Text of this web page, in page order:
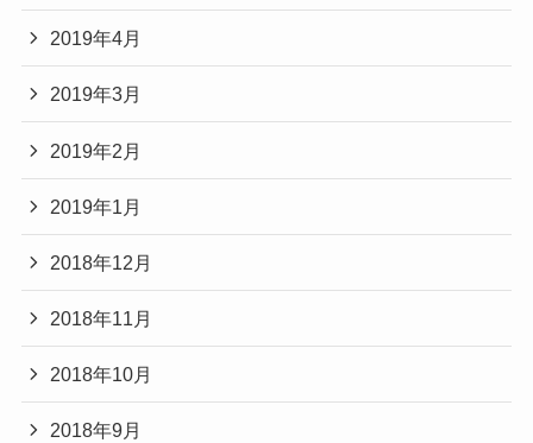
2019年4月
2019年3月
2019年2月
2019年1月
2018年12月
2018年11月
2018年10月
2018年9月